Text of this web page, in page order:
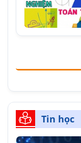
Tin học